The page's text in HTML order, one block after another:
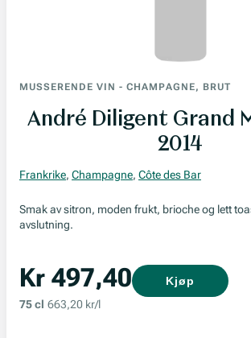
MUSSERENDE VIN - CHAMPAGNE, BRUT
André Diligent Grand
2014
Frankrike, Champagne, Côte des Bar
Smak av sitron, moden frukt, brioche og lett
avslutning.
Kr 497,40
75 cl 663,20 kr/l
Kjøp